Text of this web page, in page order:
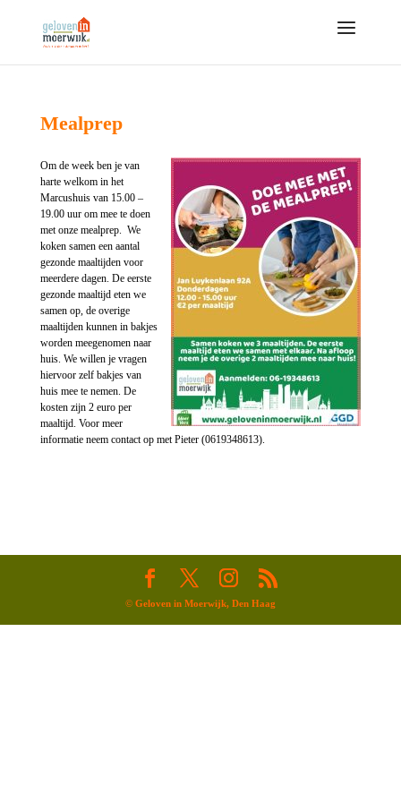
Mealprep
Om de week ben je van
harte welkom in het
Marcushuis van 15.00 –
19.00 uur om mee te doen
met onze mealprep. We
koken samen een aantal
gezonde maaltijden voor
meerdere dagen. De eerste
gezonde maaltijd eten we
samen op, de overige
maaltijden kunnen in bakjes
worden meegenomen naar
huis. We willen je vragen
hiervoor zelf bakjes van
huis mee te nemen. De
kosten zijn 2 euro per
maaltijd. Voor meer
informatie neem contact op met Pieter (0619348613).
© Geloven in Moerwijk, Den Haag